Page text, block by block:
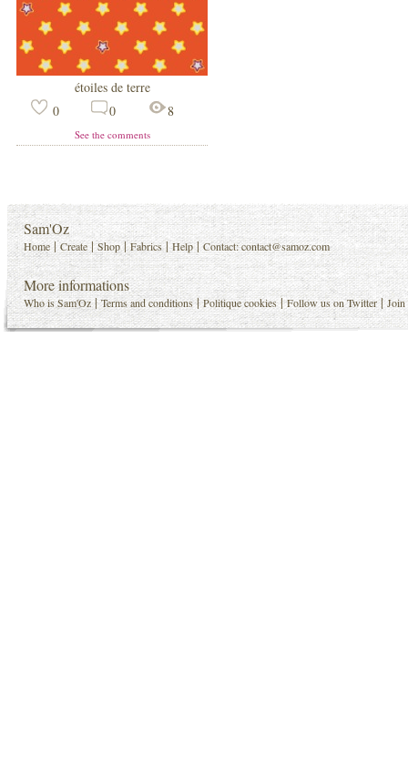
étoiles de terre
0
0 8
See the comments
Sam'Oz
Home |Create |Shop |Fabrics |Help |Contact:contact@samoz.com
More informations
Who is Sam'Oz |Terms and conditions |Politique cookies |Follow us on Twitter |Join